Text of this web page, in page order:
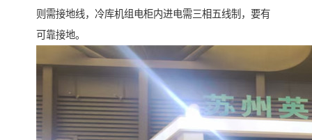
则需接地线，冷库机组电柜内进电需三相五线制，要有
可靠接地。